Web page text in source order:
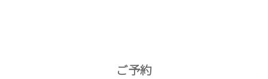
ご予約